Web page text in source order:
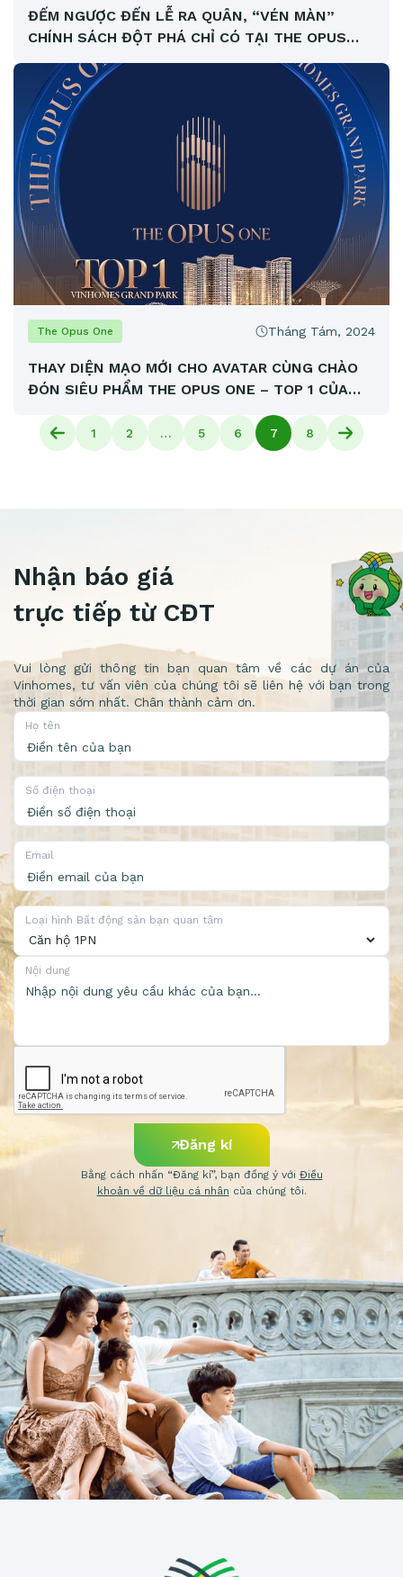
ĐẾM NGƯỢC ĐẾN LỄ RA QUÂN, “VÉN MÀN”
CHÍNH SÁCH ĐỘT PHÁ CHỈ CÓ TẠI THE OPUS
The Opus One Tháng Tám, 2024
THAY DIỆN MẠO MỚI CHO AVATAR CÙNG CHÀO
ĐÓN SIÊU PHẨM THE OPUS ONE – TOP 1 CỦA
1 2 … 5 6 7 8
Nhận báo giá
trực tiếp từ CĐT
Vui lòng gửi thông tin bạn quan tâm về các dự án của
Vinhomes, tư vấn viên của chúng tôi sẽ liên hệ với bạn trong
thời gian sớm nhất. Chân thành cảm ơn.
Họ tên
Số điện thoại
Email
Loại hình Bất động sản bạn quan tâm
Nội dung
Bằng cách nhấn “Đăng kí”, bạn đồng ý với Điều
khoản về dữ liệu cá nhân của chúng tôi.
Đăng kí